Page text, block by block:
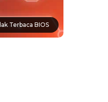
Terbaca BIOS